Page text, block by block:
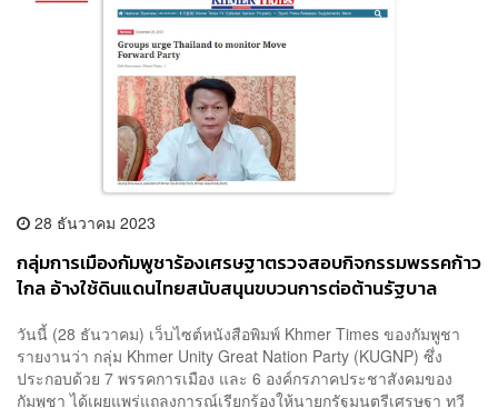
28 ธันวาคม 2023
กลุ่มการเมืองกัมพูชาร้องเศรษฐาตรวจสอบกิจกรรมพรรคก้าว
ไกล อ้างใช้ดินแดนไทยสนับสนุนขบวนการต่อต้านรัฐบาล
วันนี้ (28 ธันวาคม) เว็บไซต์หนังสือพิมพ์ Khmer Times ของกัมพูชา
รายงานว่า กลุ่ม Khmer Unity Great Nation Party (KUGNP) ซึ่ง
ประกอบด้วย 7 พรรคการเมือง และ 6 องค์กรภาคประชาสังคมของ
กัมพูชา ได้เผยแพร่แถลงการณ์เรียกร้องให้นายกรัฐมนตรีเศรษฐา ทวี